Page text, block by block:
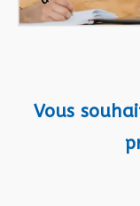
Vous